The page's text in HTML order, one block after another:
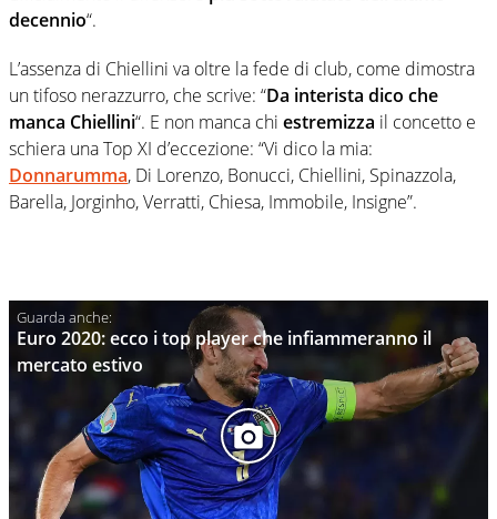
decennio“.
L’assenza di Chiellini va oltre la fede di club, come dimostra
un tifoso nerazzurro, che scrive: “Da interista dico che
manca Chiellini“. E non manca chi estremizza il concetto e
schiera una Top XI d’eccezione: “Vi dico la mia:
Donnarumma, Di Lorenzo, Bonucci, Chiellini, Spinazzola,
Barella, Jorginho, Verratti, Chiesa, Immobile, Insigne”.
Euro 2020: ecco i top player che infiammeranno il
mercato estivo